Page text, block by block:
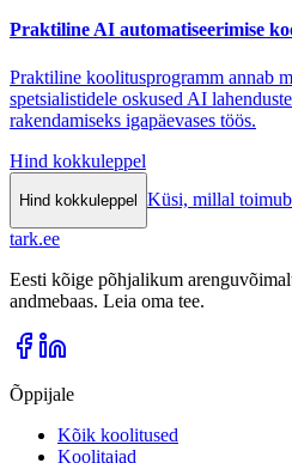
Praktiline AI automatiseerimise
Praktiline koolitusprogramm annab
spetsialistidele oskused AI
rakendamiseks igapäevases töös.
Hind kokkuleppel
Hind kokkuleppel Küsi, millal toimub
tark.ee
Eesti kõige põhjalikum
andmebaas. Leia oma tee.
Õppijale
Kõik koolitused
Koolitajad